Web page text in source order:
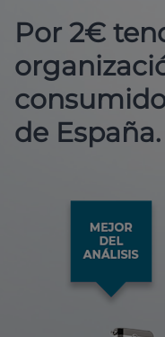
Por 2€
de España.